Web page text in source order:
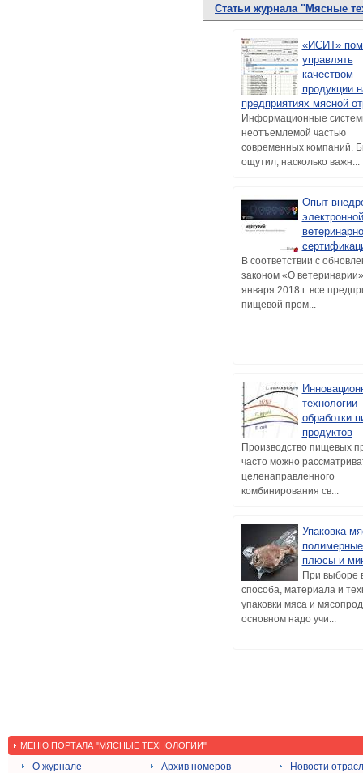
Статьи журнала "Мясные
«ИСИТ»
управлять
качеством
продукции
предприятиях мясной
Информационные
неотъемлемой частью
современных компаний.
ощутил, насколько важн...
Опыт
электронной
В соответствии с
законом «О
января 2018 г. все
пищевой пром...
технологии
обработки
продуктов
Производство пищевых
часто можно
целенаправленного
комбинирования св...
Упаковка
плюсы и
При выборе
способа, материала и
упаковки мяса и
основном надо учи...
МЕНЮ ПОРТАЛА "МЯСНЫЕ ТЕХНОЛОГИИ"
О журнале
Архив номеров
Новости